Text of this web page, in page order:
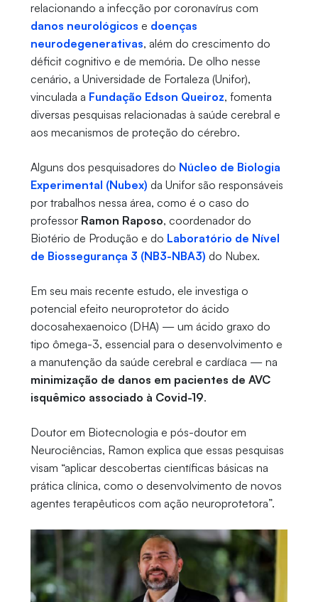
relacionando a infecção por coronavírus com
danos neurológicos e doenças
neurodegenerativas, além do crescimento do
déficit cognitivo e de memória. De olho nesse
cenário, a Universidade de Fortaleza (Unifor),
vinculada a Fundação Edson Queiroz, fomenta
diversas pesquisas relacionadas à saúde cerebral e
aos mecanismos de proteção do cérebro.
Alguns dos pesquisadores do Núcleo de Biologia
Experimental (Nubex) da Unifor são responsáveis
por trabalhos nessa área, como é o caso do
professor Ramon Raposo, coordenador do
Biotério de Produção e do Laboratório de Nível
de Biossegurança 3 (NB3-NBA3) do Nubex.
Em seu mais recente estudo, ele investiga o
potencial efeito neuroprotetor do ácido
docosahexaenoico (DHA) — um ácido graxo do
tipo ômega-3, essencial para o desenvolvimento e
a manutenção da saúde cerebral e cardíaca — na
minimização de danos em pacientes de AVC
isquêmico associado à Covid-19.
Doutor em Biotecnologia e pós-doutor em
Neurociências, Ramon explica que essas pesquisas
visam “aplicar descobertas científicas básicas na
prática clínica, como o desenvolvimento de novos
agentes terapêuticos com ação neuroprotetora”.